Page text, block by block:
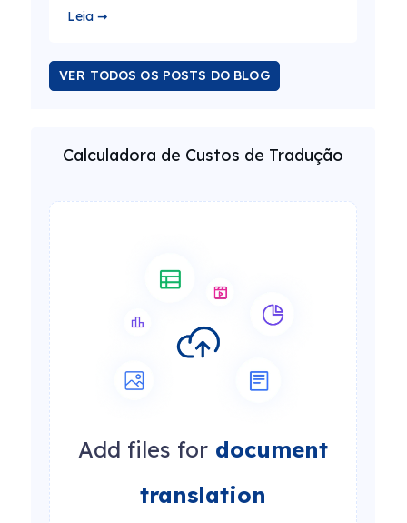
Leia ➞
VER TODOS OS POSTS DO BLOG
Calculadora de Custos de Tradução
Add files for document
translation